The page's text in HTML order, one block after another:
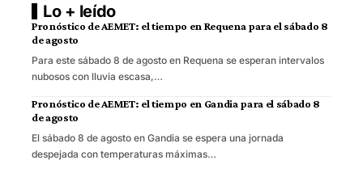
Lo + leído
Pronóstico de AEMET: el tiempo en Requena para el sábado 8
de agosto
Para este sábado 8 de agosto en Requena se esperan intervalos
nubosos con lluvia escasa,…
Pronóstico de AEMET: el tiempo en Gandia para el sábado 8
de agosto
El sábado 8 de agosto en Gandia se espera una jornada
despejada con temperaturas máximas…